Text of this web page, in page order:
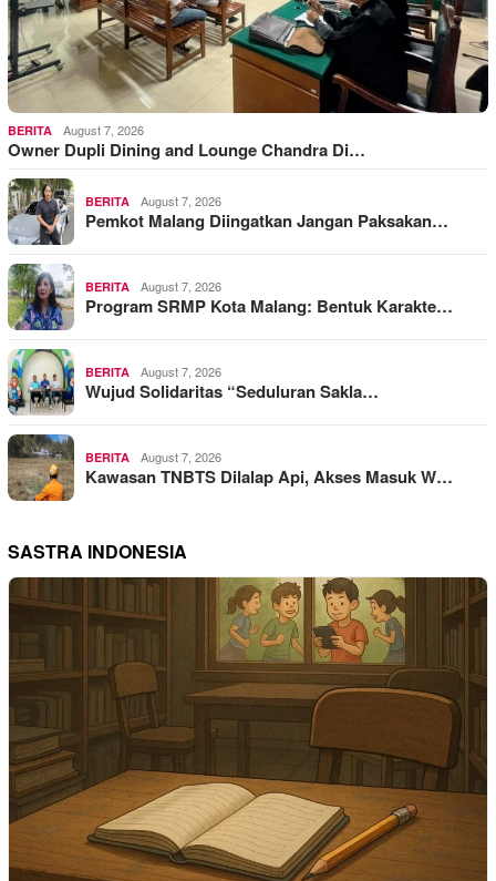
BERITA August 7, 2026
Owner Dupli Dining and Lounge Chandra Di…
BERITA August 7, 2026
Pemkot Malang Diingatkan Jangan Paksakan…
BERITA August 7, 2026
Program SRMP Kota Malang: Bentuk Karakte…
BERITA August 7, 2026
Wujud Solidaritas “Seduluran Sakla…
BERITA August 7, 2026
Kawasan TNBTS Dilalap Api, Akses Masuk W…
SASTRA INDONESIA